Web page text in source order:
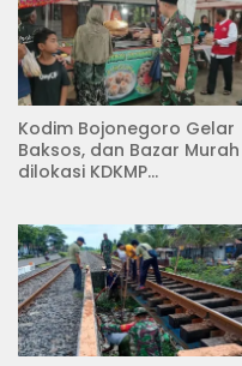
Kodim Bojonegoro Gelar
Baksos, dan Bazar Murah
dilokasi KDKMP